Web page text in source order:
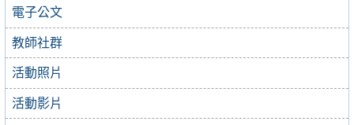
電子公文
教師社群
活動照片
活動影片